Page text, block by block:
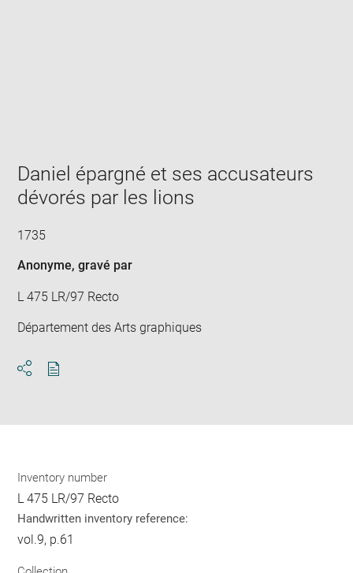
window
Daniel épargné et ses accusateurs
dévorés par les lions
1735
Anonyme, gravé par
L 475 LR/97 Recto
Département des Arts graphiques
Inventory number
L 475 LR/97 Recto
Handwritten inventory reference:
vol.9, p.61